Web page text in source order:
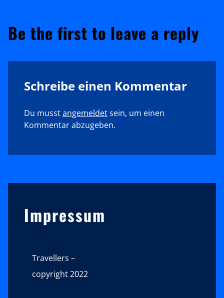
Be the first to leave a reply
Schreibe einen Kommentar
Du musstangemeldetsein, um einen
Kommentar abzugeben.
Impressum
Travellers –
copyright 2022